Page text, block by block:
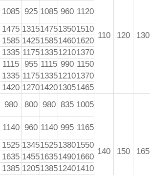
110 120 130
1085 925 1085 960 1120
1475 1315147513501510
1585 1425158514601620
1335 1175133512101370
1115 955 1115 990 1150
1335 1175133512101370
1420 1270142013051465
980 800 980 835 1005
140 150 165
1140 960 1140 995 1165
1525 1345152513801550
1635 1455163514901660
1385 1205138512401410